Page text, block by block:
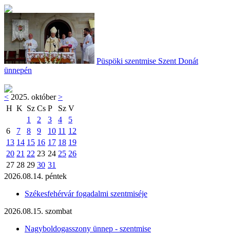
Püspöki szentmise Szent Donát
ünnepén
< 2025. október>
H K Sz Cs P Sz V
1
2 3 4
5
6
7 8 9 10 11 12
13 14 15 16 17 18 19
20 21 22 23 24 25 26
27 28 29 30 31
2026.08.14. péntek
Székesfehérvár fogadalmi szentmiséje
2026.08.15. szombat
Nagyboldogasszony ünnep - szentmise